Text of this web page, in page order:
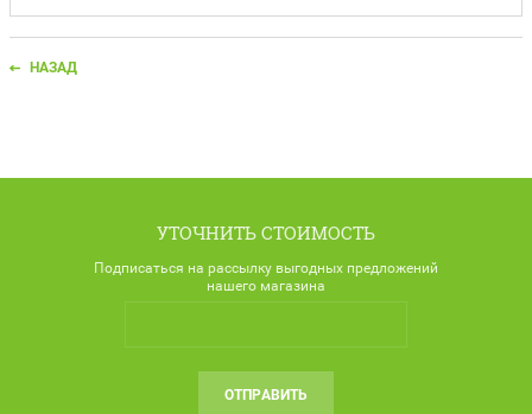
НАЗАД
УТОЧНИТЬ СТОИМОСТЬ
Подписаться на рассылку выгодных предложений
нашего магазина
ОТПРАВИТЬ